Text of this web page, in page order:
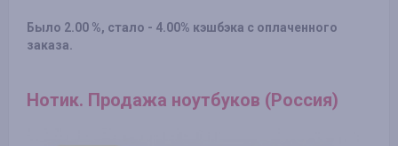
Было 2.00 %, стало - 4.00% кэшбэка с оплаченного
заказа.
Нотик. Продажа ноутбуков (Россия)